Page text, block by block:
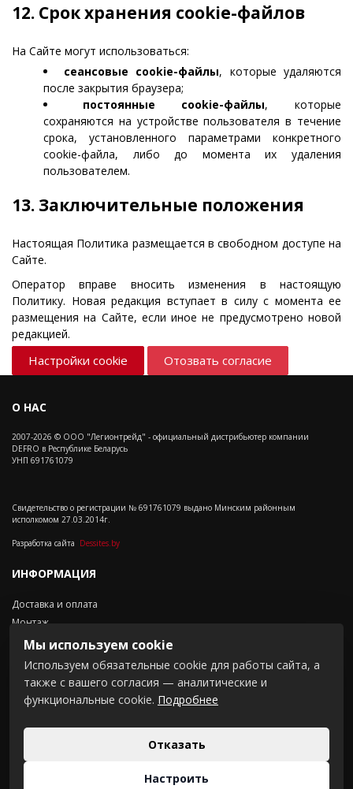
12. Срок хранения cookie-файлов
На Сайте могут использоваться:
сеансовые cookie-файлы, которые удаляются
после закрытия браузера;
постоянные cookie-файлы, которые
сохраняются на устройстве пользователя в течение
срока, установленного параметрами конкретного
cookie-файла, либо до момента их удаления
пользователем.
13. Заключительные положения
Настоящая Политика размещается в свободном доступе на
Сайте.
Оператор вправе вносить изменения в настоящую
Политику. Новая редакция вступает в силу с момента ее
размещения на Сайте, если иное не предусмотрено новой
редакцией.
Настройки cookie Отозвать согласие
О НАС
2007-2026 © ООО "Легионтрейд" - официальный дистрибьютер компании
DEFRO в Республике Беларусь
УНП 691761079
Свидетельство о регистрации № 691761079 выдано Минским районным
исполкомом 27.03.2014г.
Разработка сайта Dessites.by
ИНФОРМАЦИЯ
Доставка и оплата
Монтаж
Контакты
Положение о cookie-файлах
СВЯЗАТЬСЯ С НАМИ
Мы используем cookie
Используем обязательные cookie для работы сайта, а
также с вашего согласия — аналитические и
функциональные cookie. Подробнее
Отказать
Настроить